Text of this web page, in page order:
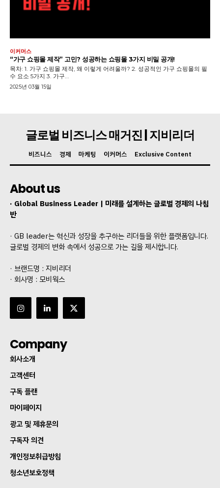
이커머스
“가구 쇼핑몰 제작” 고민? 성공하는 쇼핑몰 3가지 비밀 공개!
목차: 1. 가구 쇼핑몰 제작, 왜 이렇게 어려울까? 2. 성공적인 가구 쇼핑몰의 필
수 요소 5가지 3. 가구...
2025년 03월 15일
글로벌 비즈니스 매거진 | 지비리더
비즈니스 경제 마케팅 이커머스 Exclusive Content
About us
· Global Business Leader | 미래를 설계하는 글로벌 경제의 나침
반
· GB leader는 혁신과 성장을 추구하는 리더들을 위한 플랫폼입니다.
글로벌 경제의 변화 속에서 성공으로 가는 길을 제시합니다.
· 브랜드명 : 지비리더
· 회사명 : 모비웍스
Company
회사소개
고객센터
구독 플랜
마이페이지
광고 및 제휴문의
구독자 의견
개인정보취급방침
청소년보호정책